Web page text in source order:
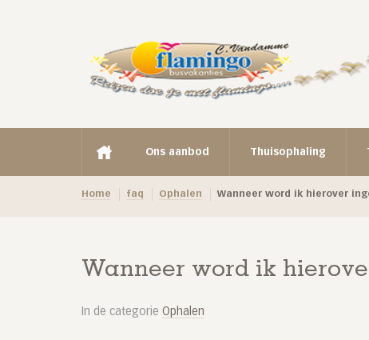
Ons aanbod Thuisophaling
Home faq Ophalen Wanneer word ik hierover
Wanneer word ik
In de categorie Ophalen